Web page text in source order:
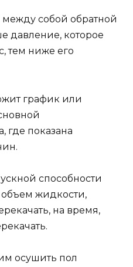
собой обратной
давление, которое
тем ниже его
график или
где показана
способности
жидкости,
на время,
осушить пол